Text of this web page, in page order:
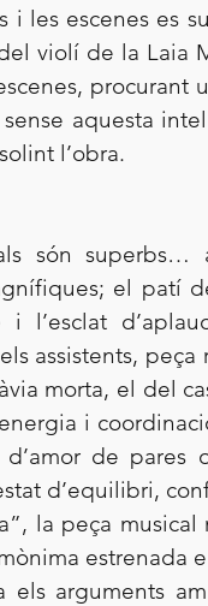
i les escenes es
violí de la Laia
procurant
l’obra.
són
el patí
i l’esclat
assistents,
morta, el del
i
d’amor de
d’equilibri,
la peça
estrenada
els arguments